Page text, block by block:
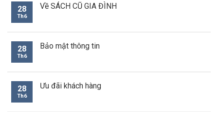
28
Th6
Về SÁCH CŨ GIA ĐÌNH
28
Th6
Bảo mật thông tin
28
Th6
Ưu đãi khách hàng